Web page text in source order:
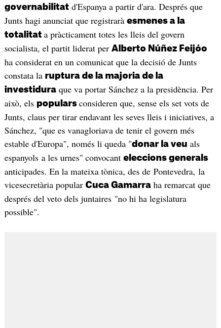
governabilitatd'Espanya a partir d'ara. Després que
Junts hagi anunciat que registrarà esmenes a la
totalitat a pràcticament totes les lleis del govern
socialista, el partit liderat per Alberto Núñez Feijóo
ha considerat en un comunicat que la decisió de Junts
constata la ruptura de la majoria de la
investiduraque va portar Sánchez a la presidència. Per
això, els populars consideren que, sense els set vots de
Junts, claus per tirar endavant les seves lleis i iniciatives, a
Sánchez, "que es vanagloriava de tenir el govern més
estable d'Europa", només li queda "donar la veu als
espanyols a les urnes" convocant eleccions generals
anticipades. En la mateixa tònica, des de Pontevedra, la
vicesecretària popular Cuca Gamarraha remarcat que
després del veto dels juntaires "no hi ha legislatura
possible".